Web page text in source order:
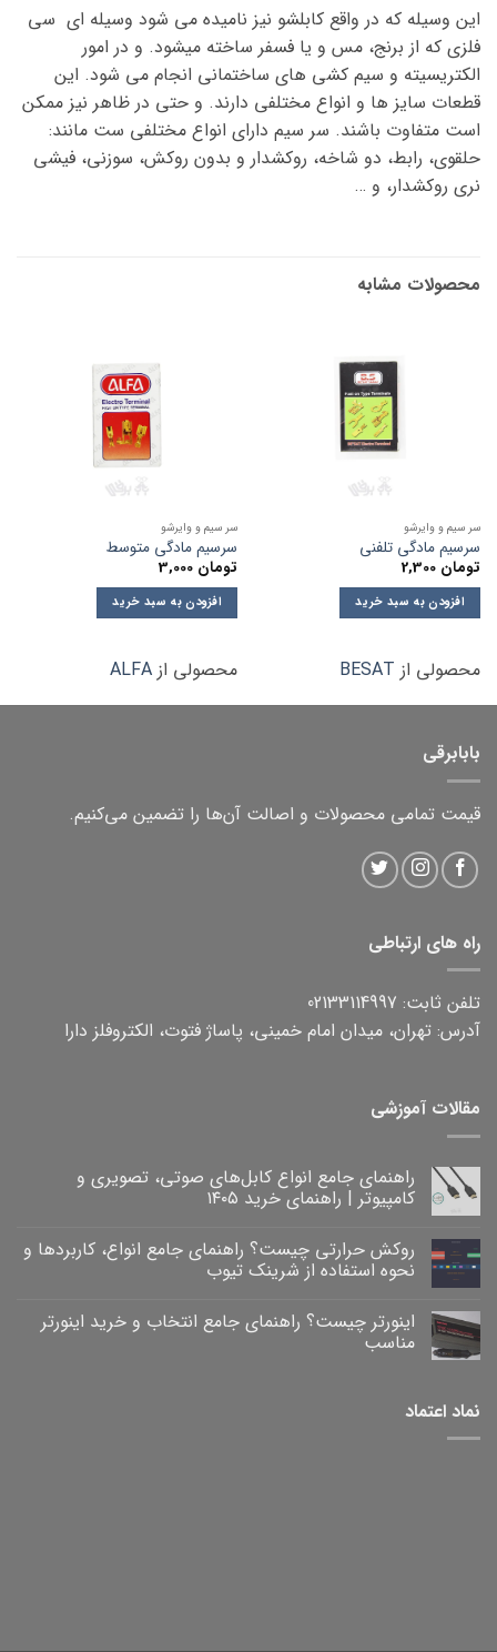
این وسیله که در واقع کابلشو نیز نامیده می شود وسیله ای سی
فلزی که از برنج، مس و یا فسفر ساخته میشود. و در امور
الکتریسیته و سیم کشی های ساختمانی انجام می شود. این
قطعات سایز ها و انواع مختلفی دارند. و حتی در ظاهر نیز ممکن
است متفاوت باشند. سر سیم دارای انواع مختلفی ست مانند:
حلقوی، رابط، دو شاخه، روکشدار و بدون روکش، سوزنی، فیشی
نری روکشدار، و …
محصولات مشابه
سر سیم و وایرشو
سرسیم مادگی تلفنی
تومان
افزودن به سبد خرید
محصولی از BESAT
سر سیم و وایرشو
سرسیم مادگی متوسط
تومان
افزودن به سبد خرید
محصولی از ALFA
بابابرقی
قیمت تمامی محصولات و اصالت آن‌ها را تضمین می‌کنیم.
راه های ارتباطی
تلفن ثابت: 02133114997
آدرس: تهران، میدان امام خمینی، پاساژ فتوت، الکتروفلز دارا
مقالات آموزشی
راهنمای جامع انواع کابل‌های صوتی، تصویری و
کامپیوتر | راهنمای خرید ۱۴۰۵
برای
راهنمای
جامع
صوتی،
تصویری
و
خرید
۱۴۰۵
ثبت
نشده
روکش حرارتی چیست؟ راهنمای جامع انواع، کاربردها و
نحوه استفاده از شرینک تیوب
برای
روکش
حرارتی
انواع،
کاربردها
ثبت
نشده
اینورتر چیست؟ راهنمای جامع انتخاب و خرید اینورتر
مناسب
اینورتر
چیست؟
نشده
نماد اعتماد